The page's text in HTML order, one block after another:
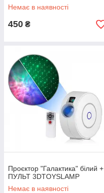
Немає в наявності
450 ₴
Проєктор "Галактика" білий +
ПУЛЬТ 3DTOYSLAMP
Немає в наявності